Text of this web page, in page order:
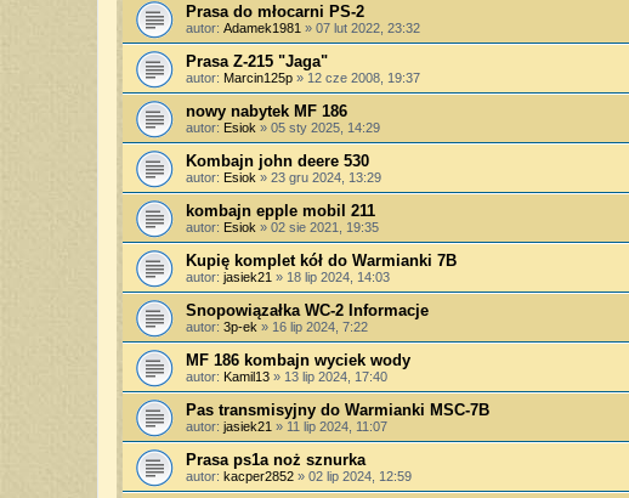
Prasa do młocarni PS-2
autor: Adamek1981 » 07 lut 2022, 23:32
Prasa Z-215 "Jaga"
autor: Marcin125p » 12 cze 2008, 19:37
nowy nabytek MF 186
autor: Esiok » 05 sty 2025, 14:29
Kombajn john deere 530
autor: Esiok » 23 gru 2024, 13:29
kombajn epple mobil 211
autor: Esiok » 02 sie 2021, 19:35
Kupię komplet kół do Warmianki 7B
autor: jasiek21 » 18 lip 2024, 14:03
Snopowiązałka WC-2 Informacje
autor: 3p-ek » 16 lip 2024, 7:22
MF 186 kombajn wyciek wody
autor: Kamil13 » 13 lip 2024, 17:40
Pas transmisyjny do Warmianki MSC-7B
autor: jasiek21 » 11 lip 2024, 11:07
Prasa ps1a noż sznurka
autor: kacper2852 » 02 lip 2024, 12:59